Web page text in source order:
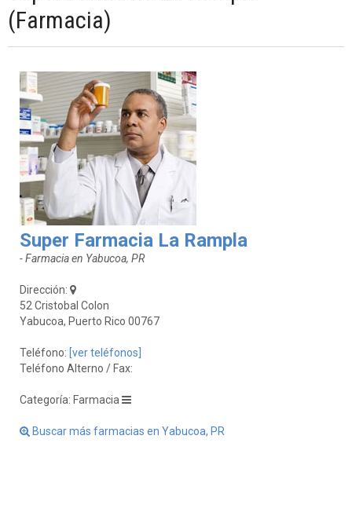
(Farmacia)
Super Farmacia La Rampla
- Farmacia en Yabucoa, PR
Dirección:
52 Cristobal Colon
Yabucoa, Puerto Rico 00767
Teléfono: [ver teléfonos]
Teléfono Alterno / Fax:
Categoría: Farmacia
Buscar más farmacias en Yabucoa, PR